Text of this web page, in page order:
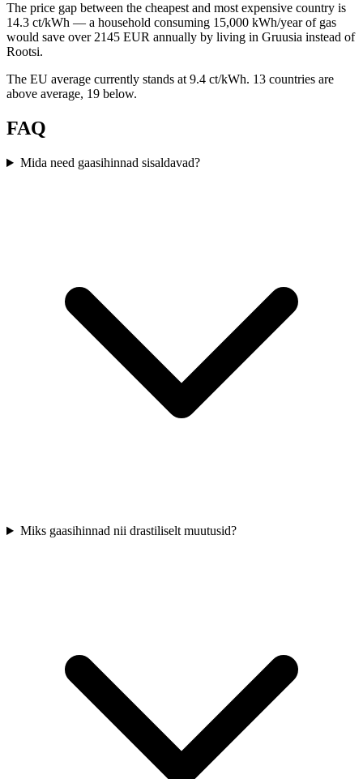
The price gap between the cheapest and most expensive country is
14.3 ct/kWh — a household consuming 15,000 kWh/year of gas
would save over 2145 EUR annually by living in Gruusia instead of
Rootsi.
The EU average currently stands at 9.4 ct/kWh. 13 countries are
above average, 19 below.
FAQ
Mida need gaasihinnad sisaldavad?
Miks gaasihinnad nii drastiliselt muutusid?